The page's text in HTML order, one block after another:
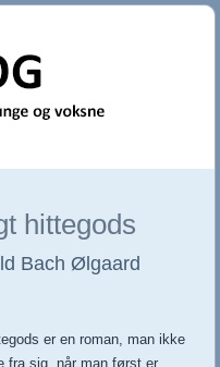
hittegods
Bach Ølgaard
er en roman, man ikke
fra sig, når man først er